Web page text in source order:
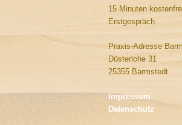
15 Minuten
Erstgespräch
Praxis-Adresse
Düsterlohe 31
25355 Barmstedt
Impressum
Datenschutz